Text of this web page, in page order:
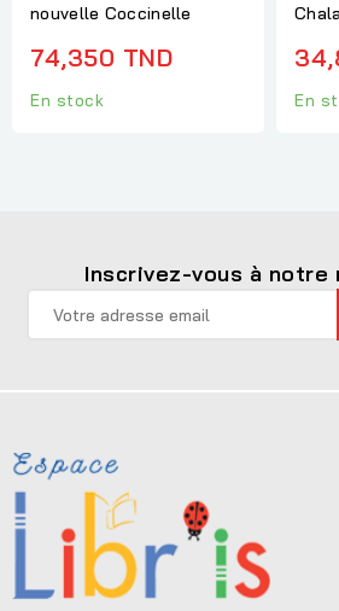
nouvelle Coccinelle
74,350 TND
En stock En
Inscrivez-vous à